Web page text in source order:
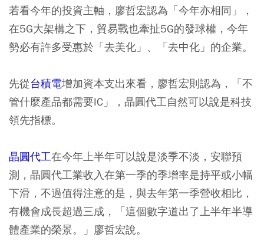
若看今年的投資主軸，廖哲宏認為「今年亦相同」，
在5G大架構之下，貿易戰也牽扯5G的發球權，今年
勢必有許多受惠於「去美化」、「去中化」的企業。
先從台積電增加資本支出來看，廖哲宏則認為，「不
管什麼產品都需要IC」，晶圓代工自然可以說是科技
領先指標。
晶圓代工在今年上半年可以說是淡季不淡，安聯預
測，晶圓代工業收入在第一季的季增率是持平或小幅
下滑，不過值得注意的是，與去年第一季營收相比，
有機會成長超過三成，「這個數字道出了上半年半導
體產業的榮景。」廖哲宏說。